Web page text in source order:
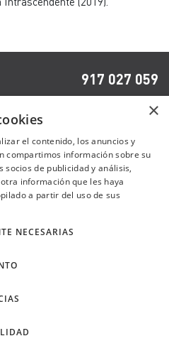
917 027 059
×
el contenido, los anuncios y
compartimos información sobre su
de publicidad y análisis,
información que les haya
a partir del uso de sus
NECESARIAS